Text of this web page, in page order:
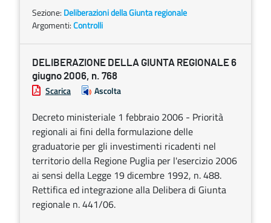
Sezione: Deliberazioni della Giunta regionale
Argomenti:Controlli
DELIBERAZIONE DELLA GIUNTA REGIONALE 6
giugno 2006, n. 768
Scarica Ascolta
Decreto ministeriale 1 febbraio 2006 - Priorità
regionali ai fini della formulazione delle
graduatorie per gli investimenti ricadenti nel
territorio della Regione Puglia per l'esercizio 2006
ai sensi della Legge 19 dicembre 1992, n. 488.
Rettifica ed integrazione alla Delibera di Giunta
regionale n. 441/06.